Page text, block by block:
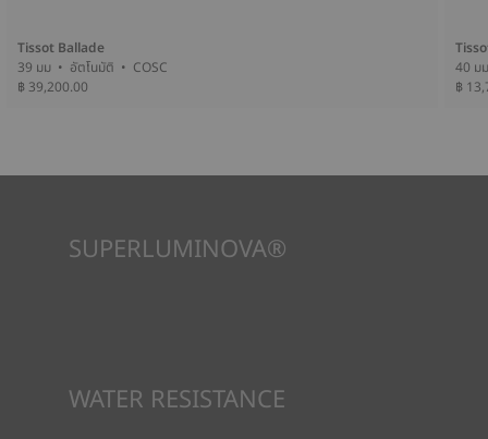
Tissot Ballade
39 มม • อัตโนมัติ • COSC
฿ 39,200.00
฿
SUPERLUMINOVA®
WATER RESISTANCE